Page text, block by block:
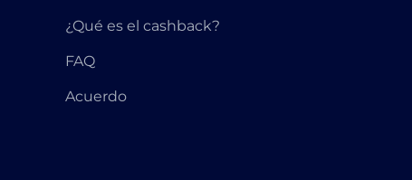
¿Qué es el cashback?
FAQ
Acuerdo